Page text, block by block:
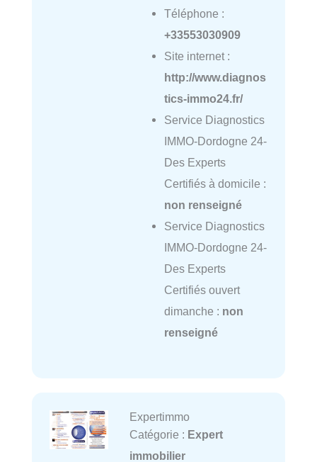
Téléphone :
+33553030909
Site internet :
http://www.diagnos
tics-immo24.fr/
Service Diagnostics
IMMO-Dordogne 24-
Des Experts
Certifiés à domicile :
non renseigné
Service Diagnostics
IMMO-Dordogne 24-
Des Experts
Certifiés ouvert
dimanche : non
renseigné
Expertimmo
Catégorie : Expert
immobilier